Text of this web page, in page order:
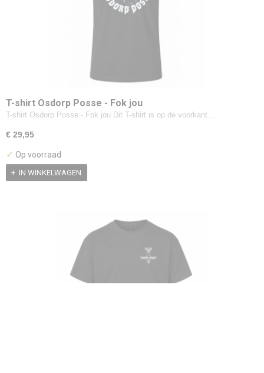
T-shirt Osdorp Posse - Fok jou
T-shirt Osdorp Posse - Fok jou Dit T-shirt is op de voorkant…
€ 29,95
✓ Op voorraad
IN WINKELWAGEN